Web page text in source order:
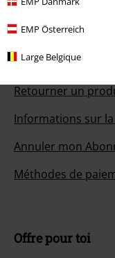
EMP Österreich
Large Belgique
Service Client
FAQ
Politique de Retour
Retourner un
Informations sur
Annuler mon
Méthodes de
Offre pour toi